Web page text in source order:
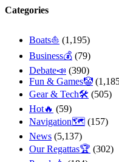
Categories
Boats⛵️ (1,195)
Business💰 (79)
Debate📣 (390)
Fun & Games🤡
Gear & Tech🛠 (505)
Hot🔥 (59)
Navigation🗺 (157)
News (5,137)
Our Regattas🏆 (302)